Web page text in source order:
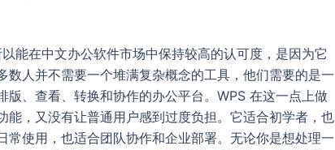
能在中文办公软件市场中保持较高的认可度，是因为它
数人并不需要一个堆满复杂概念的工具，他们需要的是一
版、查看、转换和协作的办公平台。WPS 在这一点上做
能，又没有让普通用户感到过度负担。它适合初学者，也
常使用，也适合团队协作和企业部署。无论你是想处理一